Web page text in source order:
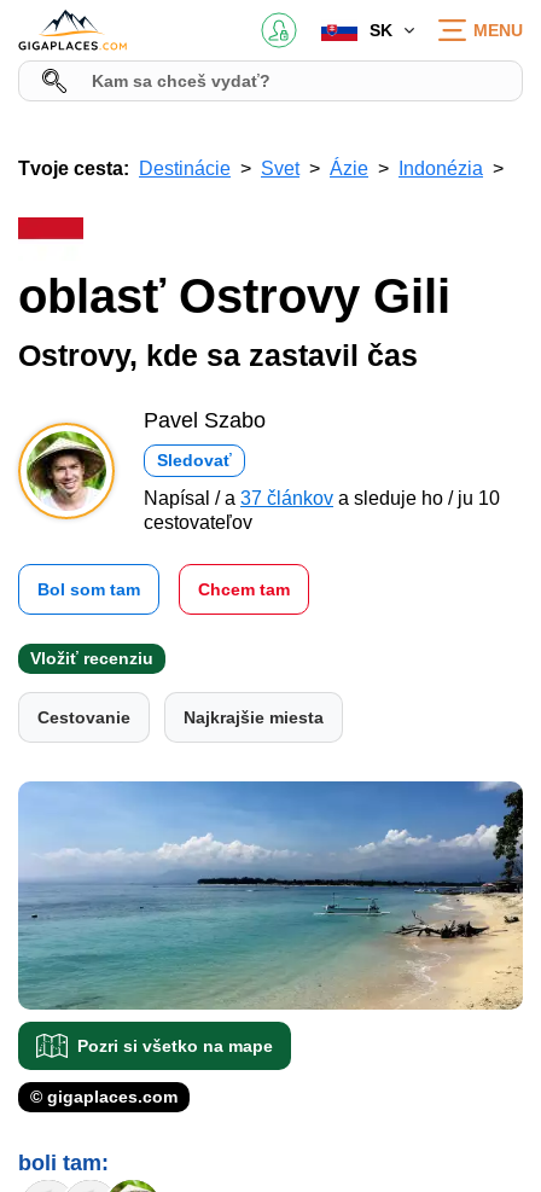
SK MENU
Tvoje cesta: Destinácie Svet Ázie Indonézia
oblasť Ostrovy Gili
Ostrovy, kde sa zastavil čas
Pavel Szabo
Sledovať
Napísal / a 37 článkov a sleduje ho / ju 10
cestovateľov
Bol som tam Chcem tam
Vložiť recenziu
Cestovanie Najkrajšie miesta
Pozri si všetko na mape
© gigaplaces.com
boli tam: